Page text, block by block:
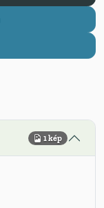
1 kép